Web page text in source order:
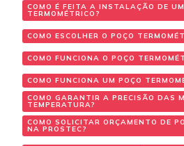
COMO É FEITA A INSTALAÇÃO DE
TERMOMÉTRICO?
COMO ESCOLHER O POÇO
COMO FUNCIONA O POÇO
COMO FUNCIONA UM POÇO
COMO GARANTIR A PRECISÃO DAS
TEMPERATURA?
COMO SOLICITAR ORÇAMENTO DE
NA PROSTEC?